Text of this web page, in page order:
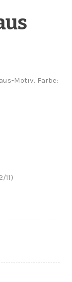
Motiv. Farbe:
11)